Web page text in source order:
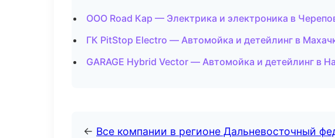
ООО Road Кар — Электрика и электроника в
ГК PitStop Electro — Автомойка и детейлинг в
GARAGE Hybrid Vector — Автомойка и детейлинг в
← Все компании в регионе Дальневосточный